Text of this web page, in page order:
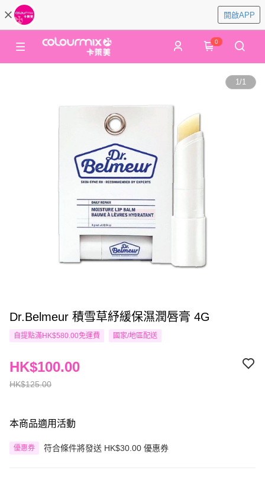
開啟APP
0
1/1
Dr.Belmeur 積雪草紓緩保濕潤唇膏 4G
自提點滿HK$580.00免運費 國家/地區配送
HK$125.00
HK$100.00
本商品適用活動
優惠券 符合條件將發送 HK$30.00 優惠券